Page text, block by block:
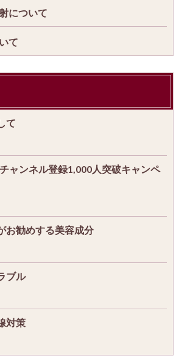
について
て
て
ャンネル登録1,000人突破キャンペ
お勧めする美容成分
ブル
対策